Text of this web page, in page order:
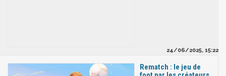
24/06/2025, 15:22
Rematch : le jeu de